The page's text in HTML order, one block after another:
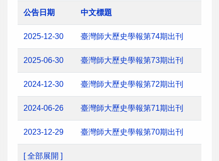
公告日期 中文標題
2025-12-30 臺灣師大歷史學報第74期出刊
2025-06-30 臺灣師大歷史學報第73期出刊
2024-12-30 臺灣師大歷史學報第72期出刊
2024-06-26 臺灣師大歷史學報第71期出刊
2023-12-29 臺灣師大歷史學報第70期出刊
[ 全部展開 ]